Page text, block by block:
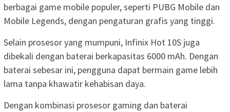
berbagai game mobile populer, seperti PUBG Mobile dan
Mobile Legends, dengan pengaturan grafis yang tinggi.
Selain prosesor yang mumpuni, Infinix Hot 10S juga
dibekali dengan baterai berkapasitas 6000 mAh. Dengan
baterai sebesar ini, pengguna dapat bermain game lebih
lama tanpa khawatir kehabisan daya.
Dengan kombinasi prosesor gaming dan baterai